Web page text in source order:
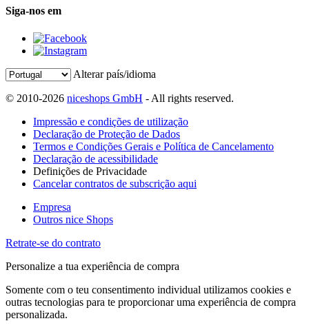
Siga-nos em
Alterar país/idioma
© 2010-2026 niceshops GmbH - All rights reserved.
Impressão e condições de utilização
Declaração de Proteção de Dados
Termos e Condições Gerais e Política de Cancelamento
Declaração de acessibilidade
Definições de Privacidade
Cancelar contratos de subscrição aqui
Empresa
Outros nice Shops
Retrate-se do contrato
Personalize a tua experiência de compra
Somente com o teu consentimento individual utilizamos cookies e
outras tecnologias para te proporcionar uma experiência de compra
personalizada.